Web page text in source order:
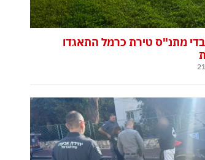
מתנ"ס טירת כרמל התאגדו